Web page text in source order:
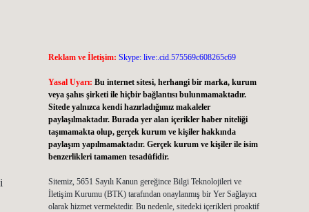
Reklam ve İletişim: Skype: live:.cid.575569c608265c69
Yasal Uyarı: Bu internet sitesi, herhangi bir marka, kurum
veya şahıs şirketi ile hiçbir bağlantısı bulunmamaktadır.
Sitede yalnızca kendi hazırladığımız makaleler
paylaşılmaktadır. Burada yer alan içerikler haber niteliği
taşımamakta olup, gerçek kurum ve kişiler hakkında
paylaşım yapılmamaktadır. Gerçek kurum ve kişiler ile isim
benzerlikleri tamamen tesadüfidir.
Sitemiz, 5651 Sayılı Kanun gereğince Bilgi Teknolojileri ve
İletişim Kurumu (BTK) tarafından onaylanmış bir Yer Sağlayıcı
olarak hizmet vermektedir. Bu nedenle, sitedeki içerikleri proaktif